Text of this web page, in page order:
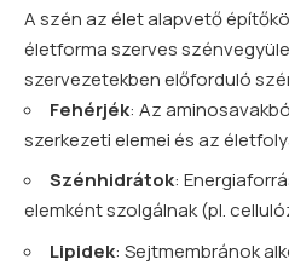
A szén az élet alapvető
életforma szerves
szervezetekben előforduló
Fehérjék: Az
szerkezeti elemei és az
Szénhidrátok:
elemként szolgálnak (pl.
Lipidek: Sejtmembránok